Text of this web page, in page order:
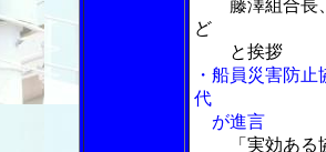
藤澤組合長
ど
と挨拶
・船員災害防
代
が進言
「実効あ